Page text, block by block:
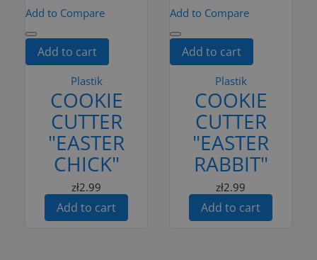
Add to Compare
Add to cart
Plastik
COOKIE
CUTTER
"EASTER
CHICK"
zł2.99
Add to cart
Add to Compare
Add to cart
Plastik
COOKIE
CUTTER
"EASTER
RABBIT"
zł2.99
Add to cart